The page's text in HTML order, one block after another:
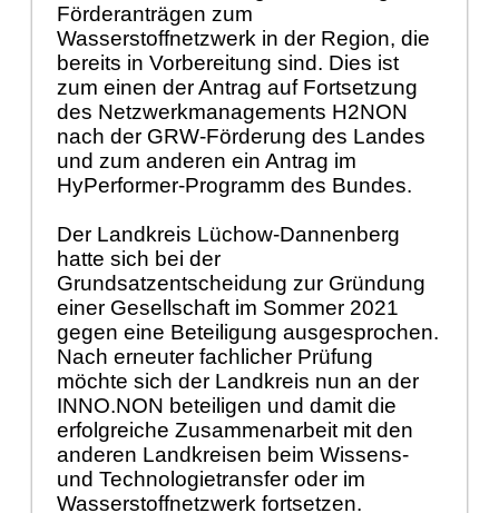
Förderanträgen zum
Wasserstoffnetzwerk in der Region, die
bereits in Vorbereitung sind. Dies ist
zum einen der Antrag auf Fortsetzung
des Netzwerkmanagements H2NON
nach der GRW-Förderung des Landes
und zum anderen ein Antrag im
HyPerformer-Programm des Bundes.
Der Landkreis Lüchow-Dannenberg
hatte sich bei der
Grundsatzentscheidung zur Gründung
einer Gesellschaft im Sommer 2021
gegen eine Beteiligung ausgesprochen.
Nach erneuter fachlicher Prüfung
möchte sich der Landkreis nun an der
INNO.NON beteiligen und damit die
erfolgreiche Zusammenarbeit mit den
anderen Landkreisen beim Wissens-
und Technologietransfer oder im
Wasserstoffnetzwerk fortsetzen.